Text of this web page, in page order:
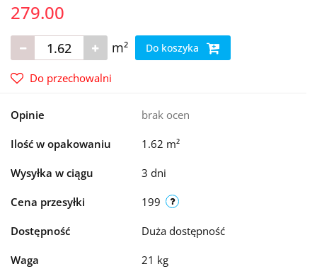
279.00
m² Do koszyka
Do przechowalni
Opinie brak ocen
Ilość w opakowaniu 1.62 m²
Wysyłka w ciągu 3 dni
Cena przesyłki 199
Dostępność Duża dostępność
Waga 21 kg